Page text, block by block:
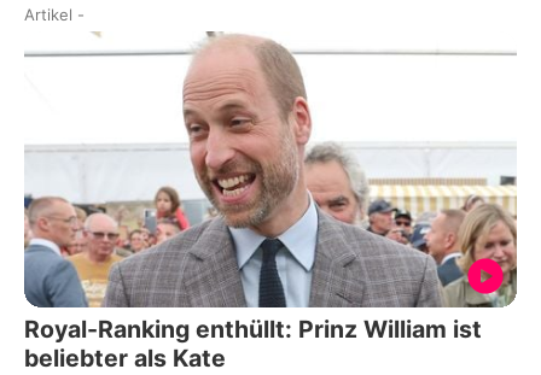
Artikel -
Royal-Ranking enthüllt: Prinz William ist
beliebter als Kate